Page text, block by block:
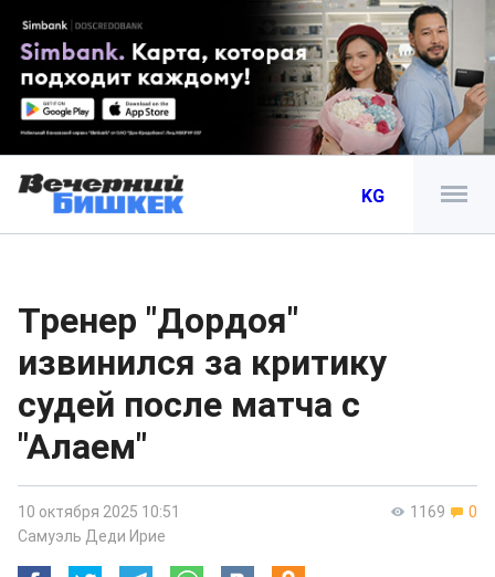
KG
Тренер "Дордоя"
извинился за критику
судей после матча с
"Алаем"
1169 0
10 октября 2025 10:51
Самуэль Деди Ирие